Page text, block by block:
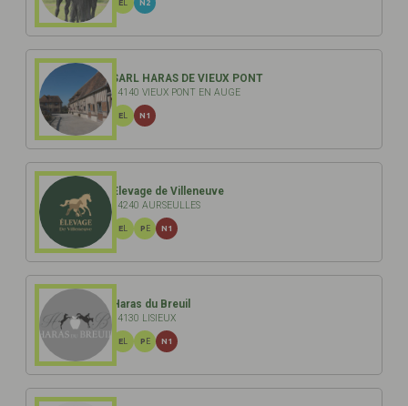
EL N2
SARL HARAS DE VIEUX PONT
14140 VIEUX PONT EN AUGE
EL N1
Elevage de Villeneuve
14240 AURSEULLES
EL PE N1
Haras du Breuil
14130 LISIEUX
EL PE N1